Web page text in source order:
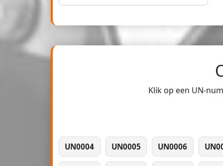
Klik op een UN-
UN0004 UN0005 UN0006